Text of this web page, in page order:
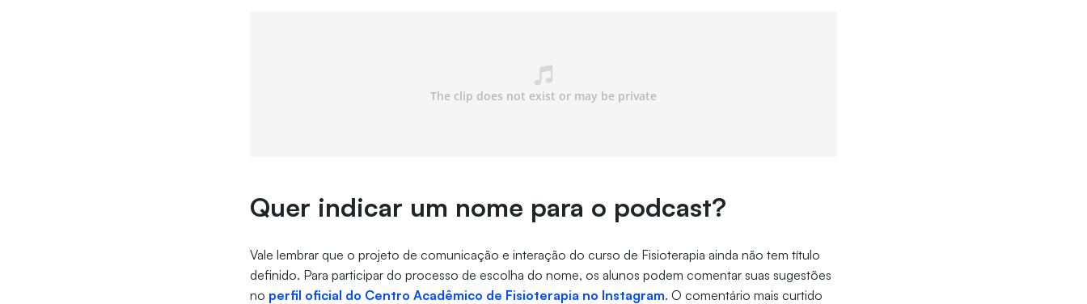
Quer indicar um nome para o podcast?
Vale lembrar que o projeto de comunicação e interação do curso de Fisioterapia ainda não tem título
definido. Para participar do processo de escolha do nome, os alunos podem comentar suas sugestões
no perfil oficial do Centro Acadêmico de Fisioterapia no Instagram. O comentário mais curtido